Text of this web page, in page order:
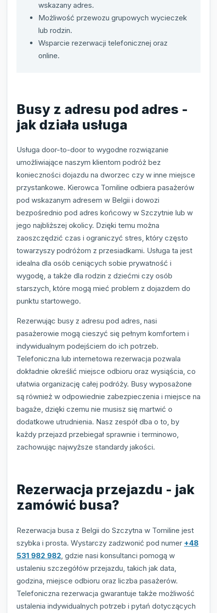
wskazany adres.
Możliwość przewozu grupowych wycieczek
lub rodzin.
Wsparcie rezerwacji telefonicznej oraz
online.
Busy z adresu pod adres -
jak działa usługa
Usługa door-to-door to wygodne rozwiązanie
umożliwiające naszym klientom podróż bez
konieczności dojazdu na dworzec czy w inne miejsce
przystankowe. Kierowca Tomiline odbiera pasażerów
pod wskazanym adresem w Belgii i dowozi
bezpośrednio pod adres końcowy w Szczytnie lub w
jego najbliższej okolicy. Dzięki temu można
zaoszczędzić czas i ograniczyć stres, który często
towarzyszy podróżom z przesiadkami. Usługa ta jest
idealna dla osób ceniących sobie prywatność i
wygodę, a także dla rodzin z dziećmi czy osób
starszych, które mogą mieć problem z dojazdem do
punktu startowego.
Rezerwując busy z adresu pod adres, nasi
pasażerowie mogą cieszyć się pełnym komfortem i
indywidualnym podejściem do ich potrzeb.
Telefoniczna lub internetowa rezerwacja pozwala
dokładnie określić miejsce odbioru oraz wysiąścia, co
ułatwia organizację całej podróży. Busy wyposażone
są również w odpowiednie zabezpieczenia i miejsce na
bagaże, dzięki czemu nie musisz się martwić o
dodatkowe utrudnienia. Nasz zespół dba o to, by
każdy przejazd przebiegał sprawnie i terminowo,
zachowując najwyższe standardy jakości.
Rezerwacja przejazdu - jak
zamówić busa?
Rezerwacja busa z Belgii do Szczytna w Tomiline jest
szybka i prosta. Wystarczy zadzwonić pod numer +48
531 982 982 , gdzie nasi konsultanci pomogą w
ustaleniu szczegółów przejazdu, takich jak data,
godzina, miejsce odbioru oraz liczba pasażerów.
Telefoniczna rezerwacja gwarantuje także możliwość
ustalenia indywidualnych potrzeb i pytań dotyczących